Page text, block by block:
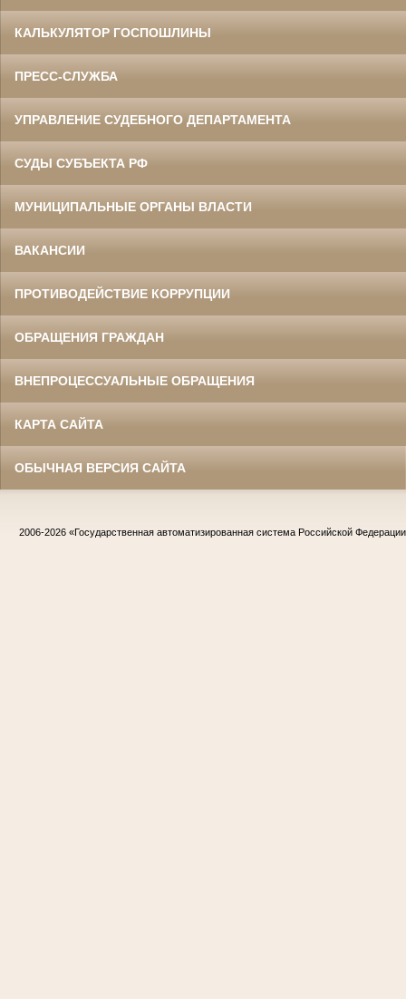
КАЛЬКУЛЯТОР ГОСПОШЛИНЫ
ПРЕСС-СЛУЖБА
УПРАВЛЕНИЕ СУДЕБНОГО ДЕПАРТАМЕНТА
СУДЫ СУБЪЕКТА РФ
МУНИЦИПАЛЬНЫЕ ОРГАНЫ ВЛАСТИ
ВАКАНСИИ
ПРОТИВОДЕЙСТВИЕ КОРРУПЦИИ
ОБРАЩЕНИЯ ГРАЖДАН
ВНЕПРОЦЕССУАЛЬНЫЕ ОБРАЩЕНИЯ
КАРТА САЙТА
ОБЫЧНАЯ ВЕРСИЯ САЙТА
2006-2026 «Государственная автоматизированная система Российской